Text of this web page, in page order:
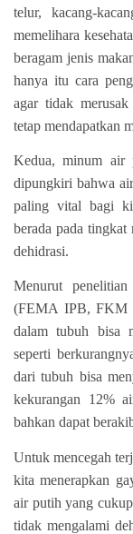
telur, kacang-
memelihara
beragam jenis
hanya itu cara
agar tidak
tetap mendapatkan
Kedua, minum air
dipungkiri bahwa
paling vital bagi
berada pada tingkat
dehidrasi.
Menurut
(FEMA IPB, FKM
dalam tubuh bisa
seperti
dari tubuh bisa
kekurangan 12%
bahkan dapat
Untuk mencegah
kita menerapkan
air putih yang
tidak mengalami